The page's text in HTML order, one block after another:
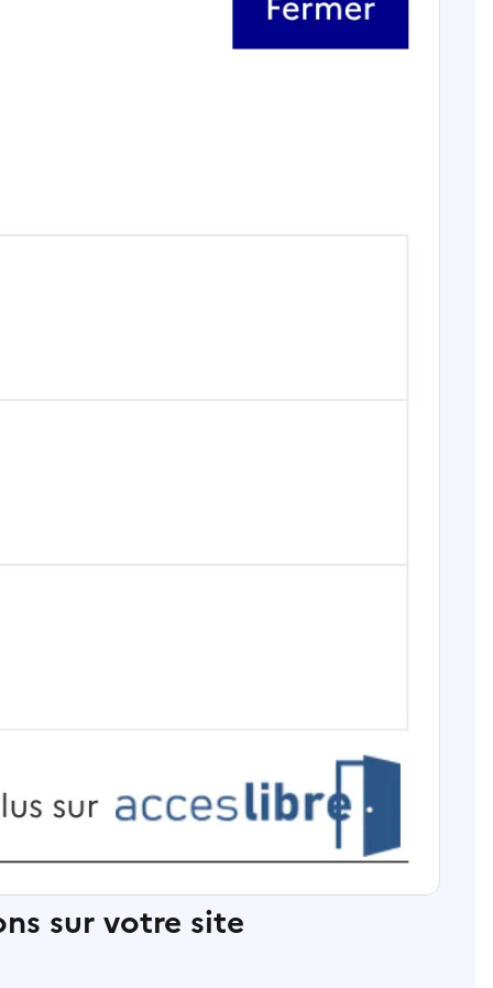
sur votre site